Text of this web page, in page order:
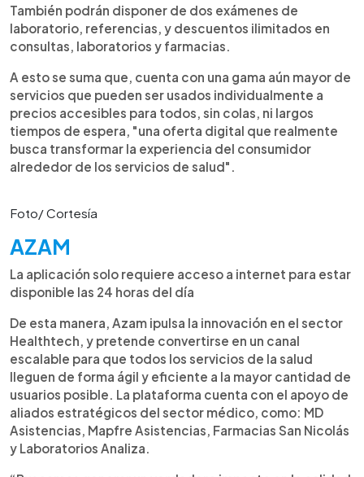
También podrán disponer de dos exámenes de
laboratorio, referencias, y descuentos ilimitados en
consultas, laboratorios y farmacias.
A esto se suma que, cuenta con una gama aún mayor de
servicios que pueden ser usados individualmente a
precios accesibles para todos, sin colas, ni largos
tiempos de espera, "una oferta digital que realmente
busca transformar la experiencia del consumidor
alrededor de los servicios de salud".
Foto/ Cortesía
AZAM
La aplicación solo requiere acceso a internet para estar
disponible las 24 horas del día
De esta manera, Azam ipulsa la innovación en el sector
Healthtech, y pretende convertirse en un canal
escalable para que todos los servicios de la salud
lleguen de forma ágil y eficiente a la mayor cantidad de
usuarios posible. La plataforma cuenta con el apoyo de
aliados estratégicos del sector médico, como: MD
Asistencias, Mapfre Asistencias, Farmacias San Nicolás
y Laboratorios Analiza.